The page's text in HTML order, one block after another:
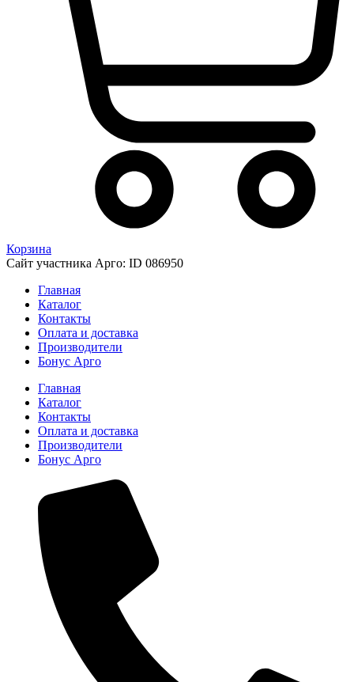
Корзина
Сайт участника Арго: ID 086950
Главная
Каталог
Контакты
Оплата и доставка
Производители
Бонус Арго
Главная
Каталог
Контакты
Оплата и доставка
Производители
Бонус Арго